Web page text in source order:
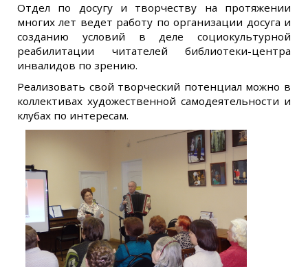
Отдел по досугу и творчеству на протяжении
многих лет ведет работу по организации досуга и
созданию условий в деле социокультурной
реабилитации читателей библиотеки-центра
инвалидов по зрению.
Реализовать свой творческий потенциал можно в
коллективах художественной самодеятельности и
клубах по интересам.